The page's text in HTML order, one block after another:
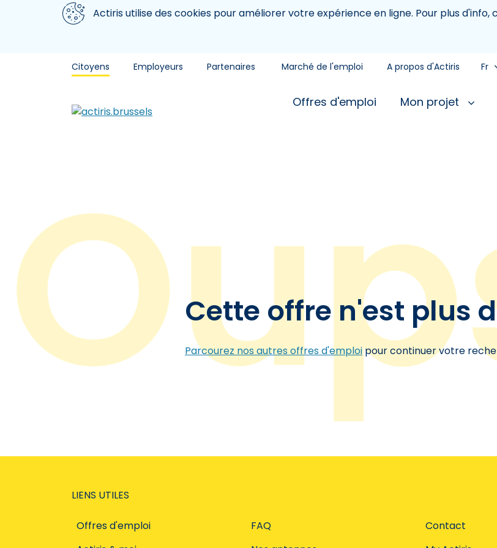
Aller au contenu principal
Nous utilisons des cookiesActiris utilise des cookies pour améliorer votre expérience en ligne. Pour plus d'info,
Citoyens Employeurs Partenaires Marché de l'emploi A propos d'Actiris Fr
Offres d'emploi Mon projet
Cette offre n'est plus
Parcourez nos autres offres d'emploipour continuer votre
LIENS UTILES
Offres d'emploi
FAQ
Contact